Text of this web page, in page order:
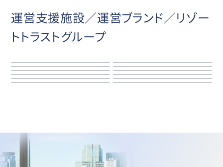
運営支援施設／運営ブランド／リゾー
トトラストグループ